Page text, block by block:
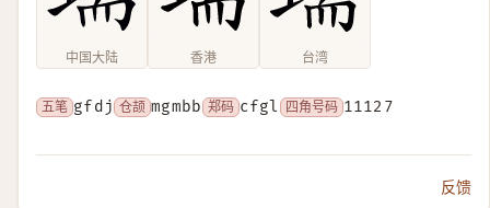
中国大陆 香港 台湾
五笔 gfdj 仓颉 mgmbb 郑码 cfgl 四角号码 11127
反馈